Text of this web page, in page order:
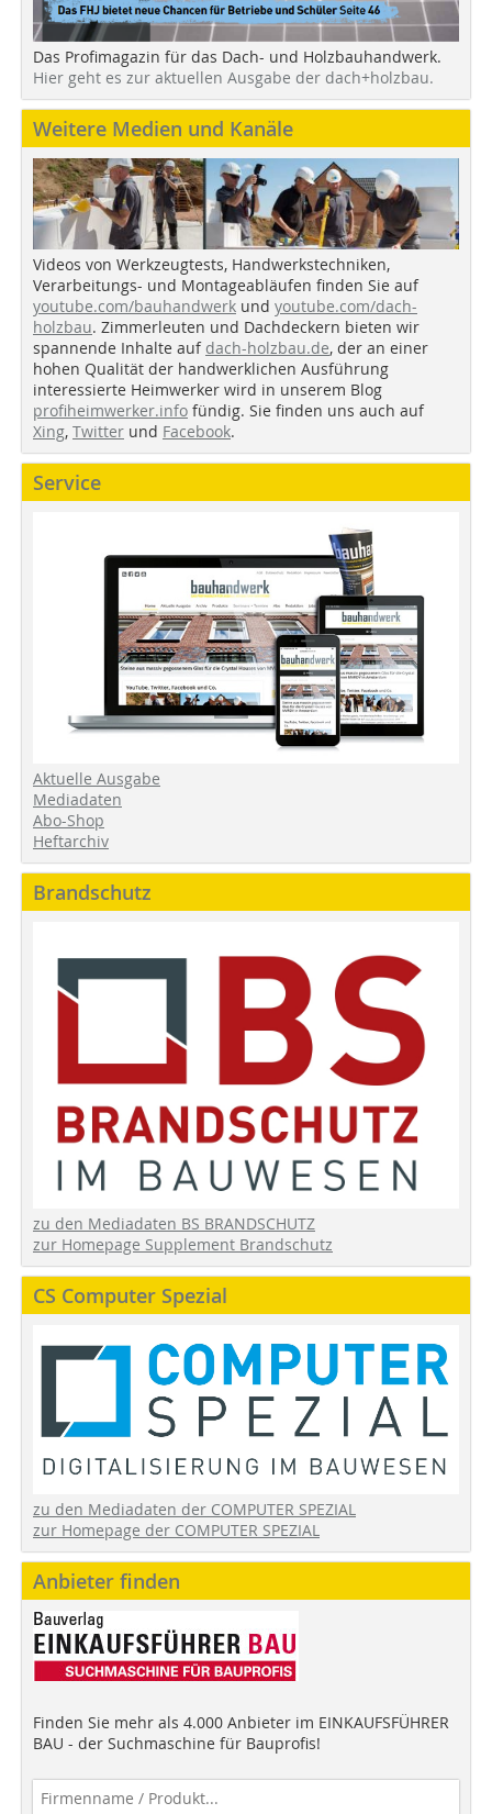
Das Profimagazin für das Dach- und Holzbauhandwerk.
Hier geht es zur aktuellen Ausgabe der dach+holzbau.
Weitere Medien und Kanäle
Videos von Werkzeugtests, Handwerkstechniken,
Verarbeitungs- und Montageabläufen finden Sie auf
youtube.com/bauhandwerk und youtube.com/dach-
holzbau. Zimmerleuten und Dachdeckern bieten wir
spannende Inhalte auf dach-holzbau.de, der an einer
hohen Qualität der handwerklichen Ausführung
interessierte Heimwerker wird in unserem Blog
profiheimwerker.info fündig. Sie finden uns auch auf
Xing, Twitter und Facebook.
Service
Aktuelle Ausgabe
Mediadaten
Abo-Shop
Heftarchiv
Brandschutz
zu den Mediadaten BS BRANDSCHUTZ
zur Homepage Supplement Brandschutz
CS Computer Spezial
zu den Mediadaten der COMPUTER SPEZIAL
zur Homepage der COMPUTER SPEZIAL
Anbieter finden
Finden Sie mehr als 4.000 Anbieter im EINKAUFSFÜHRER
BAU - der Suchmaschine für Bauprofis!